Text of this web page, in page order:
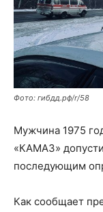
Фото: гибдд.рф/r/58
Мужчина 1975
«КАМАЗ»
последующим
Как сообщает